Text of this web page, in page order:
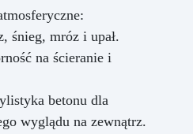
śnieg, mróz i upał.
na ścieranie i
betonu dla
wyglądu na zewnątrz.